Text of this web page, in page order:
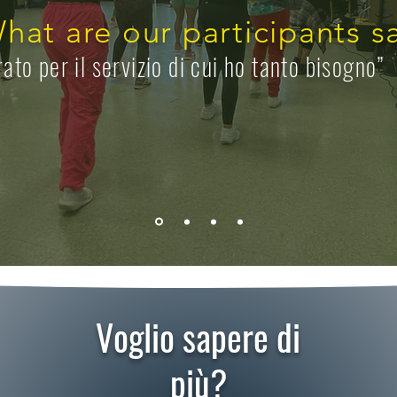
are our participants
per il servizio di cui ho tanto bisogno”
Voglio sapere di
più?